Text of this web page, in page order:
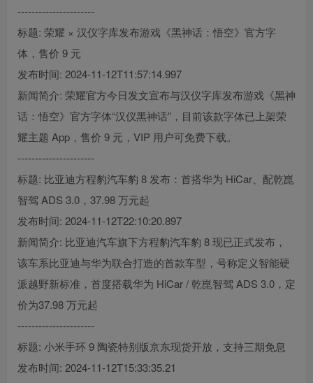
----------------------
标题: 荣耀 × 汉仪字库发布游戏《黑神话：悟空》官方字
体，售价 9 元
发布时间: 2024-11-12T11:57:14.997
新闻简介: 荣耀官方今日发文宣布与汉仪字库发布游戏《黑神
话：悟空》官方字体“汉仪黑神话”，目前该款字体已上架荣
耀主题 App，售价 9 元，VIP 用户可免费下载。
----------------------
标题: 比亚迪方程豹汽车豹 8 发布：首搭华为 HiCar、配乾崑
智驾 ADS 3.0，37.98 万元起
发布时间: 2024-11-12T22:10:20.897
新闻简介: 比亚迪汽车旗下方程豹汽车豹 8 现已正式发布，
该车系比亚迪与华为联合打造的首款车型，号称定义智能硬
派越野新标准，首度搭载华为 HiCar / 乾崑智驾 ADS 3.0，定
价为37.98 万元起
----------------------
标题: 小米手环 9 陶瓷特别版京东现货开放，支持三期免息
发布时间: 2024-11-12T15:33:35.21